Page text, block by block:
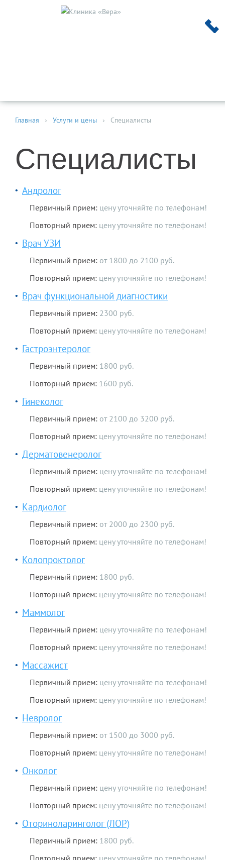
Главная › Услуги и цены › Специалисты
Специалисты
Андролог
Первичный прием: цену уточняйте по телефонам!
Повторный прием: цену уточняйте по телефонам!
Врач УЗИ
Первичный прием: от 1800 до 2100 руб.
Повторный прием: цену уточняйте по телефонам!
Врач функциональной диагностики
Первичный прием: 2300 руб.
Повторный прием: цену уточняйте по телефонам!
Гастроэнтеролог
Первичный прием: 1800 руб.
Повторный прием: 1600 руб.
Гинеколог
Первичный прием: от 2100 до 3200 руб.
Повторный прием: цену уточняйте по телефонам!
Дерматовенеролог
Первичный прием: цену уточняйте по телефонам!
Повторный прием: цену уточняйте по телефонам!
Кардиолог
Первичный прием: от 2000 до 2300 руб.
Повторный прием: цену уточняйте по телефонам!
Колопроктолог
Первичный прием: 1800 руб.
Повторный прием: цену уточняйте по телефонам!
Маммолог
Первичный прием: цену уточняйте по телефонам!
Повторный прием: цену уточняйте по телефонам!
Массажист
Первичный прием: цену уточняйте по телефонам!
Повторный прием: цену уточняйте по телефонам!
Невролог
Первичный прием: от 1500 до 3000 руб.
Повторный прием: цену уточняйте по телефонам!
Онколог
Первичный прием: цену уточняйте по телефонам!
Повторный прием: цену уточняйте по телефонам!
Оториноларинголог (ЛОР)
Первичный прием: 1800 руб.
Повторный прием: цену уточняйте по телефонам!